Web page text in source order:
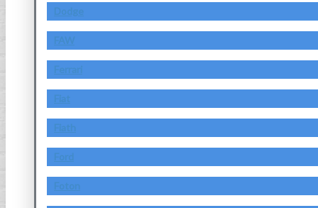
Dodge
FAW
Ferrari
Fiat
Fiath
Ford
Foton